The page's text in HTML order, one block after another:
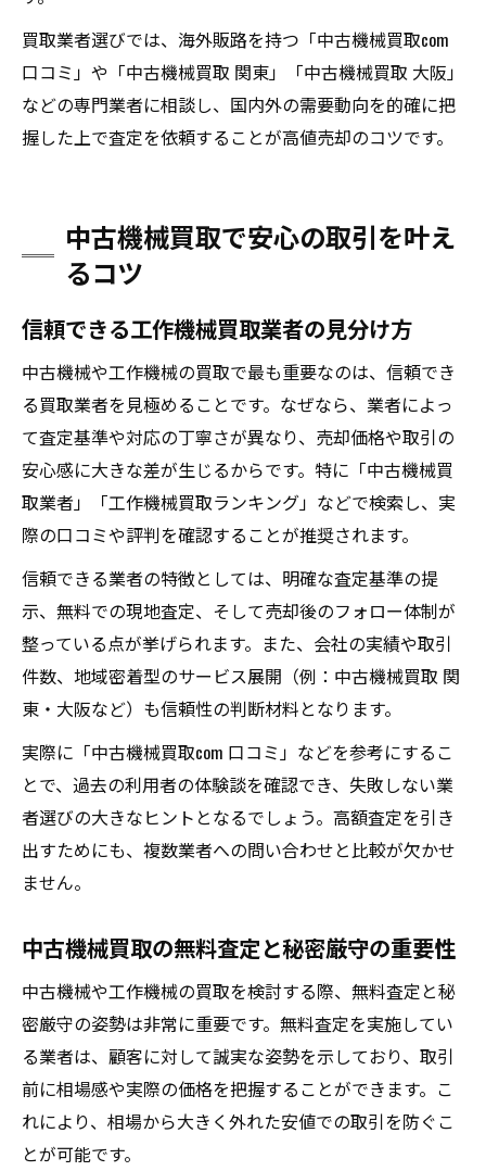
買取業者選びでは、海外販路を持つ「中古機械買取com
口コミ」や「中古機械買取 関東」「中古機械買取 大阪」
などの専門業者に相談し、国内外の需要動向を的確に把
握した上で査定を依頼することが高値売却のコツです。
中古機械買取で安心の取引を叶え
るコツ
信頼できる工作機械買取業者の見分け方
中古機械や工作機械の買取で最も重要なのは、信頼でき
る買取業者を見極めることです。なぜなら、業者によっ
て査定基準や対応の丁寧さが異なり、売却価格や取引の
安心感に大きな差が生じるからです。特に「中古機械買
取業者」「工作機械買取ランキング」などで検索し、実
際の口コミや評判を確認することが推奨されます。
信頼できる業者の特徴としては、明確な査定基準の提
示、無料での現地査定、そして売却後のフォロー体制が
整っている点が挙げられます。また、会社の実績や取引
件数、地域密着型のサービス展開（例：中古機械買取 関
東・大阪など）も信頼性の判断材料となります。
実際に「中古機械買取com 口コミ」などを参考にするこ
とで、過去の利用者の体験談を確認でき、失敗しない業
者選びの大きなヒントとなるでしょう。高額査定を引き
出すためにも、複数業者への問い合わせと比較が欠かせ
ません。
中古機械買取の無料査定と秘密厳守の重要性
中古機械や工作機械の買取を検討する際、無料査定と秘
密厳守の姿勢は非常に重要です。無料査定を実施してい
る業者は、顧客に対して誠実な姿勢を示しており、取引
前に相場感や実際の価格を把握することができます。こ
れにより、相場から大きく外れた安値での取引を防ぐこ
とが可能です。